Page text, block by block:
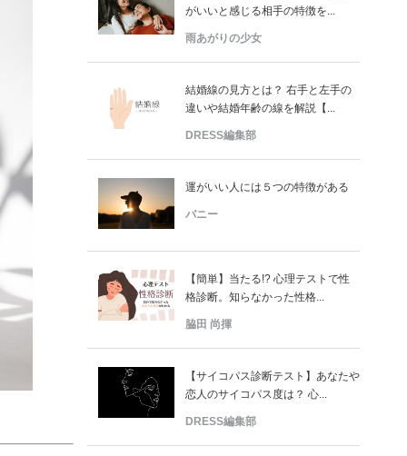
がいいと感じる相手の特徴を...
雨あがりの少女
結婚線の見方とは？ 右手と左手の
違いや結婚年齢の線を解説【...
DRESS編集部
運がいい人には５つの特徴がある
バニー
【簡単】当たる!? 心理テストで性
格診断。知らなかった性格...
脇田 尚揮
【サイコパス診断テスト】あなたや
恋人のサイコパス度は？ 心...
DRESS編集部